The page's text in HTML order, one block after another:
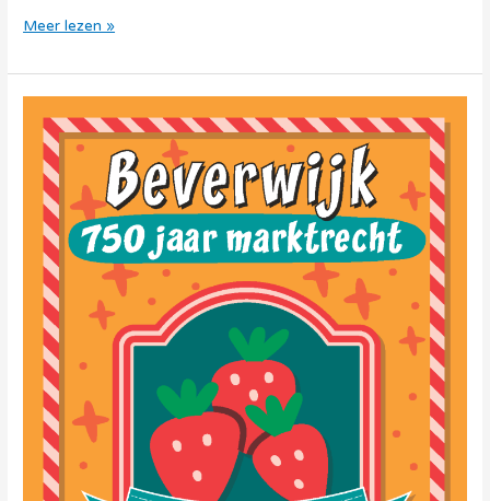
Meer lezen »
Bewoning
Beverwijk
750
jaar
marktrecht